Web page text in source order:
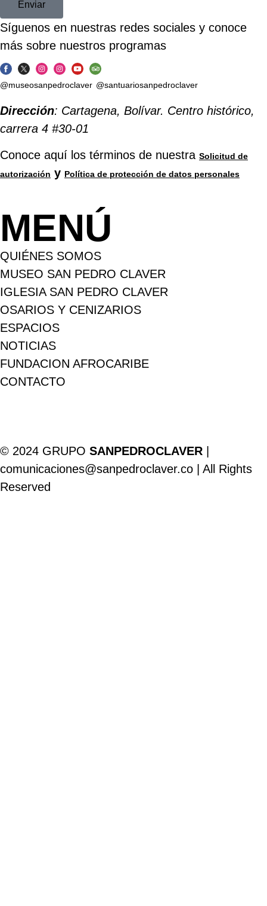
Enviar
Síguenos en nuestras redes sociales y conoce
más sobre nuestros programas
@museosanpedroclaver @santuariosanpedroclaver
Dirección: Cartagena, Bolívar. Centro histórico,
carrera 4 #30-01
Conoce aquí los términos de nuestra Solicitud de
autorización y Política de protección de datos personales
MENÚ
QUIÉNES SOMOS
MUSEO SAN PEDRO CLAVER
IGLESIA SAN PEDRO CLAVER
OSARIOS Y CENIZARIOS
ESPACIOS
NOTICIAS
FUNDACION AFROCARIBE
CONTACTO
© 2024 GRUPO SANPEDROCLAVER |
comunicaciones@sanpedroclaver.co | All Rights
Reserved